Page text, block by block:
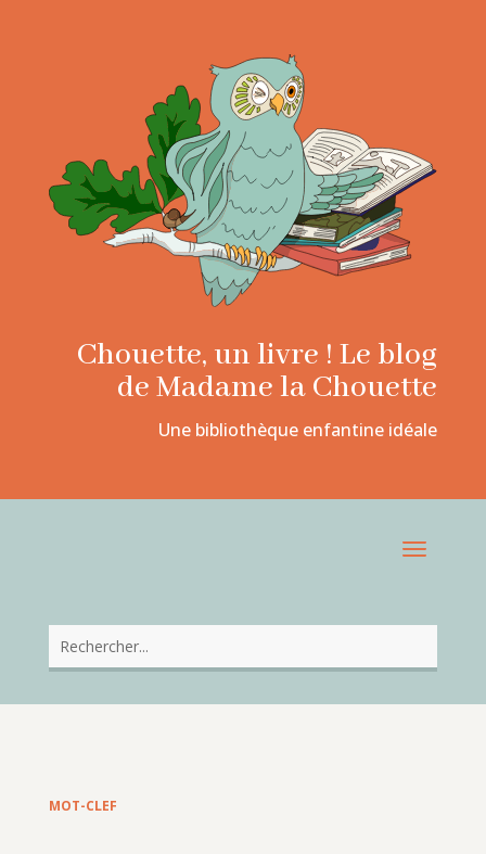
Chouette, un livre ! Le blog
de Madame la Chouette
Une bibliothèque enfantine idéale
MOT-CLEF